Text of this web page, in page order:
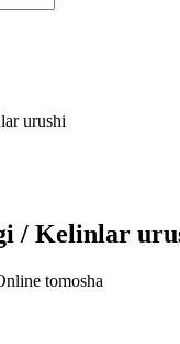
urushi
/ Kelinlar
tomosha